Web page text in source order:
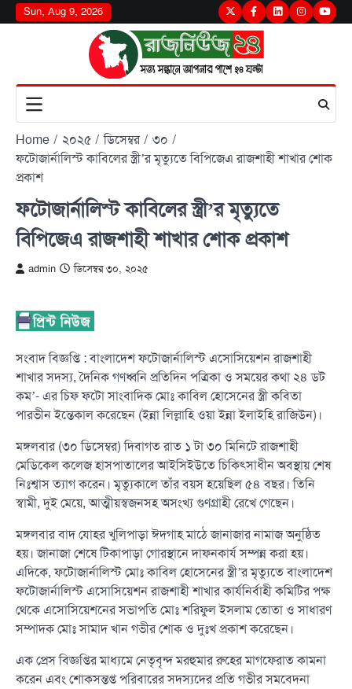
Skip
to
Sun, Aug 9, 2026 TwitterFacebook
LinkedInInstagram
Home ২০২৫ ডিসেম্বর
৩০
ফটোজার্নালিস্ট কাবিলের স্ত্রী’র মৃত্যুতে বিপিজেএ রাজশাহী শাখার শোক
প্রকাশ
ফটোজার্নালিস্ট কাবিলের স্ত্রী’র মৃত্যুতে
বিপিজেএ রাজশাহী শাখার শোক প্রকাশ
admin ডিসেম্বর ৩০, ২০২৫
সংবাদ বিজ্ঞপ্তি : বাংলাদেশ ফটোজার্নালিস্ট এসোসিয়েশন রাজশাহী
শাখার সদস্য, দৈনিক গণধ্বনি প্রতিদিন পত্রিকা ও সময়ের কথা ২৪ ডট
কম’- এর চিফ ফটো সাংবাদিক মোঃ কাবিল হোসেনের স্ত্রী কবিতা
পারভীন ইন্তেকাল করেছেন (ইন্না লিল্লাহি ওয়া ইন্না ইলাইহি রাজিউন)।
মঙ্গলবার (৩০ ডিসেম্বর) দিবাগত রাত ১ টা ৩০ মিনিটে রাজশাহী
মেডিকেল কলেজ হাসপাতালের আইসিইউতে চিকিৎসাধীন অবস্থায় শেষ
নিঃশ্বাস ত্যাগ করেন। মৃত্যুকালে তাঁর বয়স হয়েছিল ৫৪ বছর। তিনি
স্বামী, দুই মেয়ে, আত্মীয়স্বজনসহ অসংখ্য গুণগ্রাহী রেখে গেছেন।
মঙ্গলবার বাদ যোহর খুলিপাড়া ঈদগাহ মাঠে জানাজার নামাজ অনুষ্ঠিত
হয়। জানাজা শেষে টিকাপাড়া গোরস্থানে দাফনকার্য সম্পন্ন করা হয়।
এদিকে, ফটোজার্নালিস্ট মোঃ কাবিল হোসেনের স্ত্রী’র মৃত্যুতে বাংলাদেশ
ফটোজার্নালিস্ট এসোসিয়েশন রাজশাহী শাখার কার্যনির্বাহী কমিটির পক্ষ
থেকে এসোসিয়েশনের সভাপতি মোঃ শরিফুল ইসলাম তোতা ও সাধারণ
সম্পাদক মোঃ সামাদ খান গভীর শোক ও দুঃখ প্রকাশ করেছেন।
এক প্রেস বিজ্ঞপ্তির মাধ্যমে নেতৃবৃন্দ মরহুমার রুহের মাগফেরাত কামনা
করেন এবং শোকসন্তপ্ত পরিবারের সদস্যদের প্রতি গভীর সমবেদনা